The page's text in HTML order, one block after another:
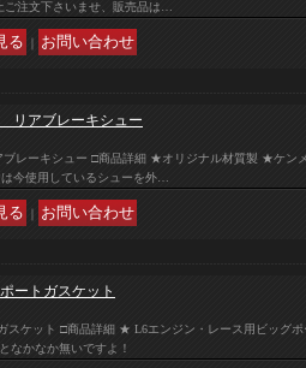
注文下さいませ、販売品は…
｜
アブレーキシュー
レーキシュー □商品詳細 ★オリジナル材質製 ★ケン
今使用しているシューを外…
｜
ートガスケット
スケット □商品詳細 ★ L6エンジン・レース用ビッグ
なかなか無いですよ！